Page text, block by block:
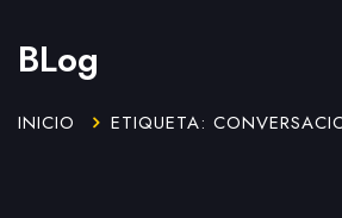
BLog
INICIO ETIQUETA: